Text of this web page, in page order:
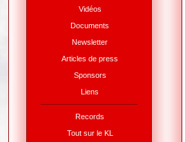
Vidéos
Documents
Newsletter
Articles de press
Sponsors
Liens
Records
Tout sur le KL